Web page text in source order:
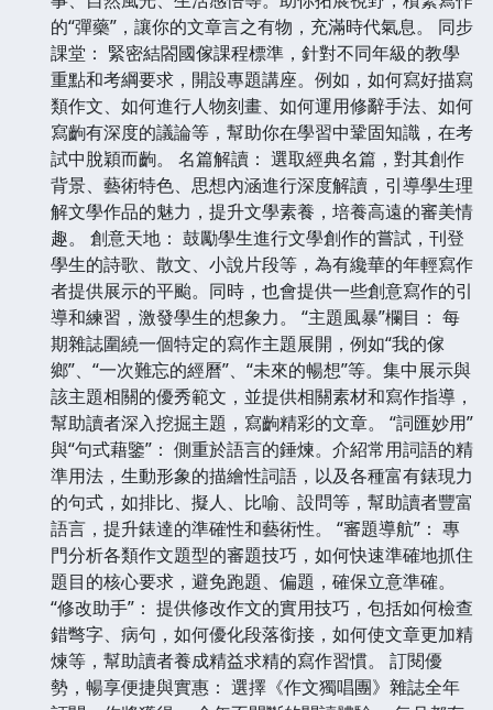
的“彈藥”，讓你的文章言之有物，充滿時代氣息。 同步
課堂： 緊密結閤國傢課程標準，針對不同年級的教學
重點和考綱要求，開設專題講座。例如，如何寫好描寫
類作文、如何進行人物刻畫、如何運用修辭手法、如何
寫齣有深度的議論等，幫助你在學習中鞏固知識，在考
試中脫穎而齣。 名篇解讀： 選取經典名篇，對其創作
背景、藝術特色、思想內涵進行深度解讀，引導學生理
解文學作品的魅力，提升文學素養，培養高遠的審美情
趣。 創意天地： 鼓勵學生進行文學創作的嘗試，刊登
學生的詩歌、散文、小說片段等，為有纔華的年輕寫作
者提供展示的平颱。同時，也會提供一些創意寫作的引
導和練習，激發學生的想象力。 “主題風暴”欄目： 每
期雜誌圍繞一個特定的寫作主題展開，例如“我的傢
鄉”、“一次難忘的經曆”、“未來的暢想”等。集中展示與
該主題相關的優秀範文，並提供相關素材和寫作指導，
幫助讀者深入挖掘主題，寫齣精彩的文章。 “詞匯妙用”
與“句式藉鑒”： 側重於語言的錘煉。介紹常用詞語的精
準用法，生動形象的描繪性詞語，以及各種富有錶現力
的句式，如排比、擬人、比喻、設問等，幫助讀者豐富
語言，提升錶達的準確性和藝術性。 “審題導航”： 專
門分析各類作文題型的審題技巧，如何快速準確地抓住
題目的核心要求，避免跑題、偏題，確保立意準確。
“修改助手”： 提供修改作文的實用技巧，包括如何檢查
錯彆字、病句，如何優化段落銜接，如何使文章更加精
煉等，幫助讀者養成精益求精的寫作習慣。 訂閱優
勢，暢享便捷與實惠： 選擇《作文獨唱團》雜誌全年